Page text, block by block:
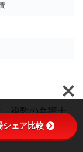
複数の弁護士
すすめします。
シェア比較